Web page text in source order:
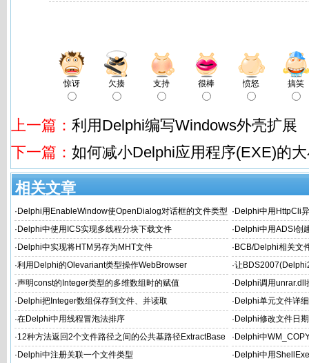
惊讶 欠揍 支持 很棒 愤怒 搞笑
上一篇： 利用Delphi编写Windows外壳扩展
下一篇： 如何减小Delphi应用程序(EXE)的
相关文章
· Delphi用EnableWindow使OpenDialog对话框的文件类型
选择变灰
· Delphi中用HttpCli
· Delphi中使用ICS实现多线程分块下载文件 · Delphi中用ADSI创
· Delphi中实现将HTM另存为MHT文件 · BCB/Delphi相关文
·利用Delphi的Olevariant类型操作WebBrowser ·让
个性的文件名
·声明const的Integer类型的多维数组时的赋值 · Delphi调用unrar.dll
· Delphi把Integer数组保存到文件、并读取 · Delphi单元文件详
·在Delphi中用线程冒泡法排序 · Delphi修改文件日
·12种方法返回2个文件路径之间的公共基路径ExtractBase
Path
· Delphi中
· Delphi中注册关联一个文件类型 · Delphi中用